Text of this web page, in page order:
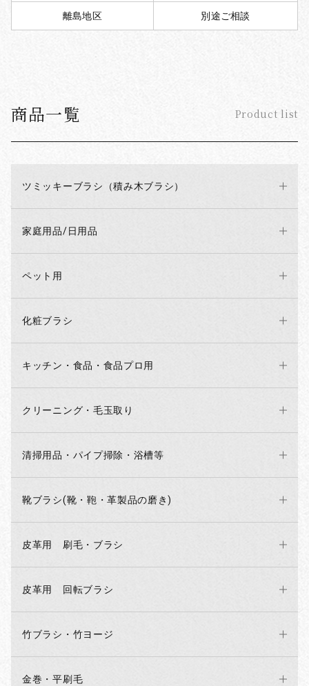
商品一覧 Product list
ツミッキーブラシ（積み木ブラシ）
家庭用品/日用品
ペット用
化粧ブラシ
キッチン・食品・食品プロ用
クリーニング・毛玉取り
清掃用品・パイプ掃除・浴槽等
靴ブラシ(靴・鞄・革製品の磨き)
皮革用 刷毛・ブラシ
皮革用 回転ブラシ
竹ブラシ・竹ヨージ
金巻・平刷毛
離島地区 別途ご相談